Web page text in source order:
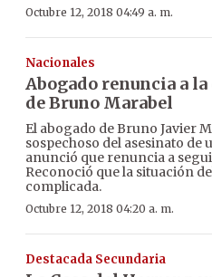
Octubre 12, 2018 04:49 a. m.
Nacionales
Abogado renuncia a
de Bruno Marabel
El abogado de Bruno Javier
sospechoso del asesinato de
anunció que renuncia a
Reconoció que la situación
complicada.
Octubre 12, 2018 04:20 a. m.
Destacada Secundaria